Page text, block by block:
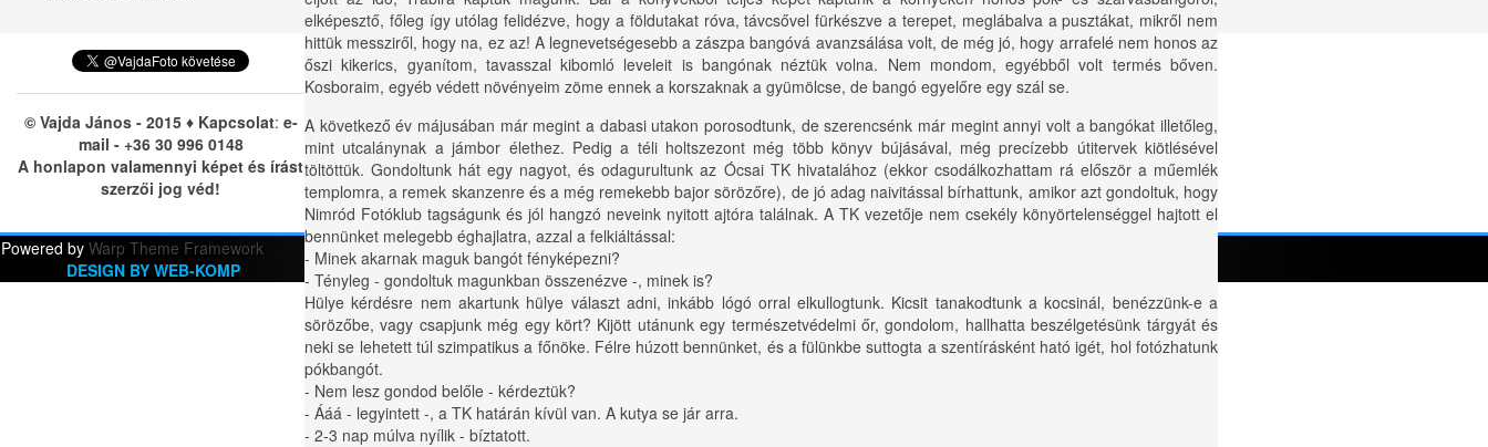
elképesztő, főleg így utólag felidézve, hogy a földutakat róva, távcsővel fürkészve a terepet, meglábalva a pusztákat, mikről nem
hittük messziről, hogy na, ez az! A legnevetségesebb a zászpa bangóvá avanzsálása volt, de még jó, hogy arrafelé nem honos az
őszi kikerics, gyanítom, tavasszal kibomló leveleit is bangónak néztük volna. Nem mondom, egyébből volt termés bőven.
Kosboraim, egyéb védett növényeim zöme ennek a korszaknak a gyümölcse, de bangó egyelőre egy szál se.
A következő év májusában már megint a dabasi utakon porosodtunk, de szerencsénk már megint annyi volt a bangókat illetőleg,
mint utcalánynak a jámbor élethez. Pedig a téli holtszezont még több könyv bújásával, még precízebb útitervek kiötlésével
töltöttük. Gondoltunk hát egy nagyot, és odagurultunk az Ócsai TK hivatalához (ekkor csodálkozhattam rá először a műemlék
templomra, a remek skanzenre és a még remekebb bajor sörözőre), de jó adag naivitással bírhattunk, amikor azt gondoltuk, hogy
Nimród Fotóklub tagságunk és jól hangzó neveink nyitott ajtóra találnak. A TK vezetője nem csekély könyörtelenséggel hajtott el
bennünket melegebb éghajlatra, azzal a felkiáltással:
- Minek akarnak maguk bangót fényképezni?
- Tényleg - gondoltuk magunkban összenézve -, minek is?
Hülye kérdésre nem akartunk hülye választ adni, inkább lógó orral elkullogtunk. Kicsit tanakodtunk a kocsinál, benézzünk-e a
sörözőbe, vagy csapjunk még egy kört? Kijött utánunk egy természetvédelmi őr, gondolom, hallhatta beszélgetésünk tárgyát és
neki se lehetett túl szimpatikus a főnöke. Félre húzott bennünket, és a fülünkbe suttogta a szentírásként ható igét, hol fotózhatunk
pókbangót.
- Nem lesz gondod belőle - kérdeztük?
- Ááá - legyintett -, a TK határán kívül van. A kutya se jár arra.
- 2-3 nap múlva nyílik - bíztatott.
© Vajda János - 2015 ♦ Kapcsolat: e-
mail - +36 30 996 0148
A honlapon valamennyi képet és írást
szerzői jog véd!
Powered by Warp Theme Framework
DESIGN BY WEB-KOMP